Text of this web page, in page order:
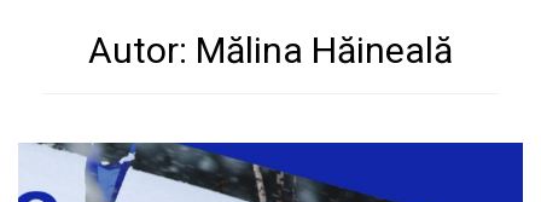
Autor: Mălina Hăineală